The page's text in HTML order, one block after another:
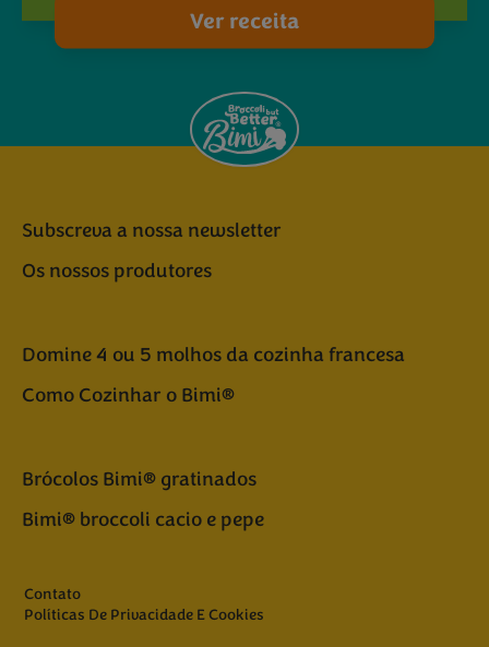
Ver receita
Subscreva a nossa newsletter
Os nossos produtores
Domine 4 ou 5 molhos da cozinha francesa
Como Cozinhar o Bimi®
Brócolos Bimi® gratinados
Bimi® broccoli cacio e pepe
Contato
Políticas De Privacidade E Cookies